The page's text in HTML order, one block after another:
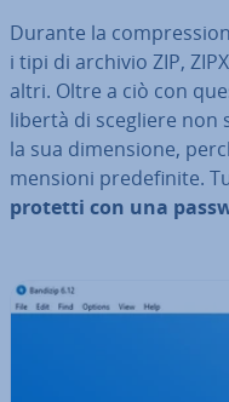
Durante la
i tipi di archivio ZIP,
altri. Oltre a ciò con
libertà di scegliere non
la sua di­men­sio­ne,
men­sio­ni pre­de­fi­ni­te.
protetti con una